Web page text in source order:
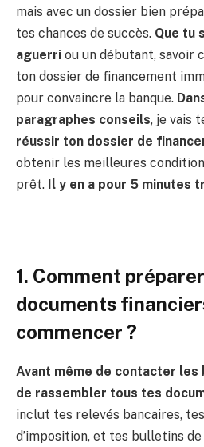
mais avec un dossier bien
tes chances de succès. Que tu
aguerri ou un débutant,
ton dossier de financement
pour convaincre la banque.
paragraphes conseils, je vais
réussir ton dossier de
obtenir les meilleures
prêt. Il y en a pour 5 minutes
1. Comment
documents
commencer ?
Avant même de contacter les
de rassembler tous tes
inclut tes relevés bancaires,
d’imposition, et tes bulletins